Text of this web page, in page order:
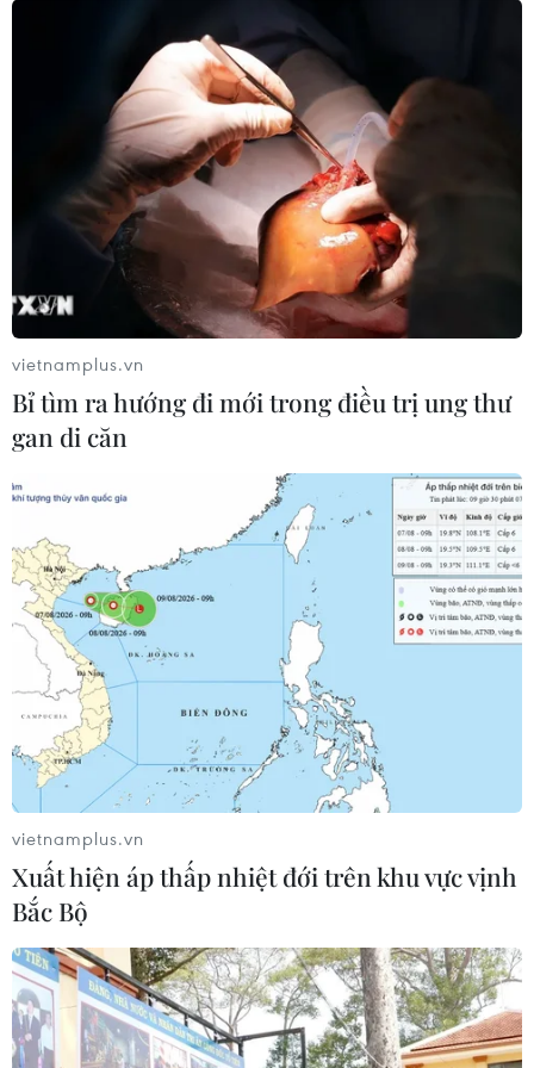
vietnamplus.vn
Bỉ tìm ra hướng đi mới trong điều trị ung thư
gan di căn
vietnamplus.vn
Xuất hiện áp thấp nhiệt đới trên khu vực vịnh
Bắc Bộ